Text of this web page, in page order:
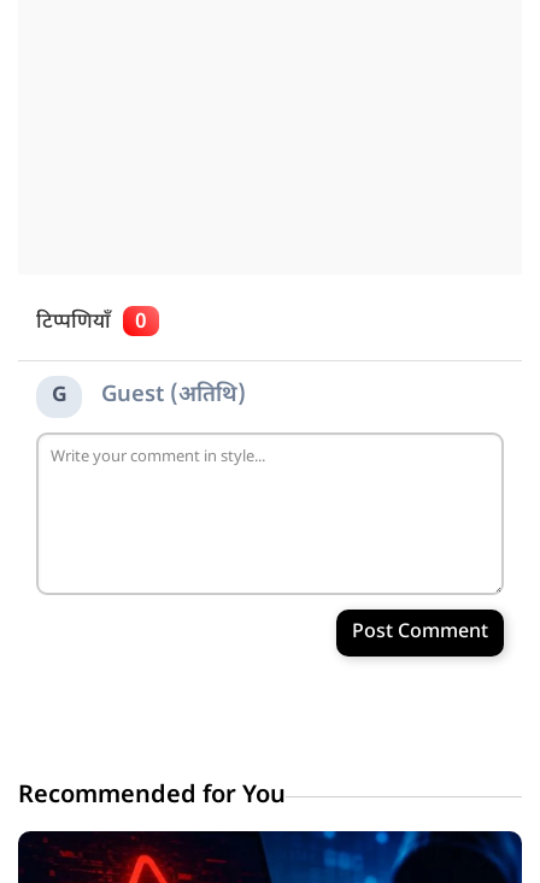
टिप्पणियाँ 0
G Guest (अतिथि)
Post Comment
Recommended for You